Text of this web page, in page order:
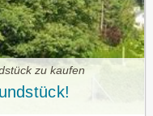
zu kaufen